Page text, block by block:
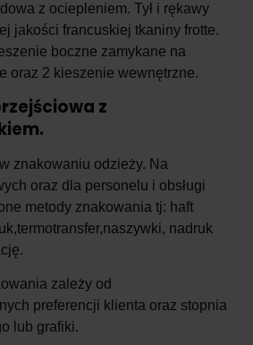
z ociepleniem. Tył i rękawy
jakości francuskiej tkaniny frotte.
boczne zamykane na
oraz 2 kieszenie wewnętrzne.
z
znakowaniu odzieży. Na
oraz dla personelu i obsługi
metody znakowania tj: haft
nadruk
zależy od
preferencji klienta oraz stopnia
lub grafiki.